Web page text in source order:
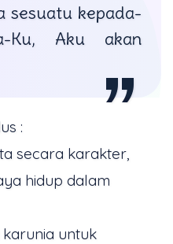
sesuatu kepada-
Ku, Aku akan
:
secara karakter,
hidup dalam
untuk